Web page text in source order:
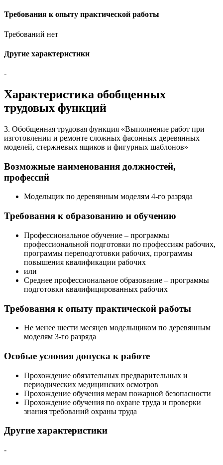
Требования к опыту практической работы
Требований нет
Другие характеристики
-
Характеристика обобщенных
трудовых функций
3. Обобщенная трудовая функция «Выполнение работ при
изготовлении и ремонте сложных фасонных деревянных
моделей, стержневых ящиков и фигурных шаблонов»
Возможные наименования должностей,
профессий
Модельщик по деревянным моделям 4-го разряда
Требования к образованию и обучению
Профессиональное обучение – программы
профессиональной подготовки по профессиям рабочих,
программы переподготовки рабочих, программы
повышения квалификации рабочих
или
Среднее профессиональное образование – программы
подготовки квалифицированных рабочих
Требования к опыту практической работы
Не менее шести месяцев модельщиком по деревянным
моделям 3-го разряда
Особые условия допуска к работе
Прохождение обязательных предварительных и
периодических медицинских осмотров
Прохождение обучения мерам пожарной безопасности
Прохождение обучения по охране труда и проверки
знания требований охраны труда
Другие характеристики
-